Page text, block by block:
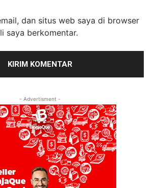
dan situs web saya di browser
saya berkomentar.
- Advertisment -